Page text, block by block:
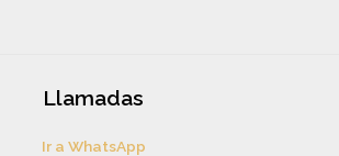
Llamadas
Ir a WhatsApp